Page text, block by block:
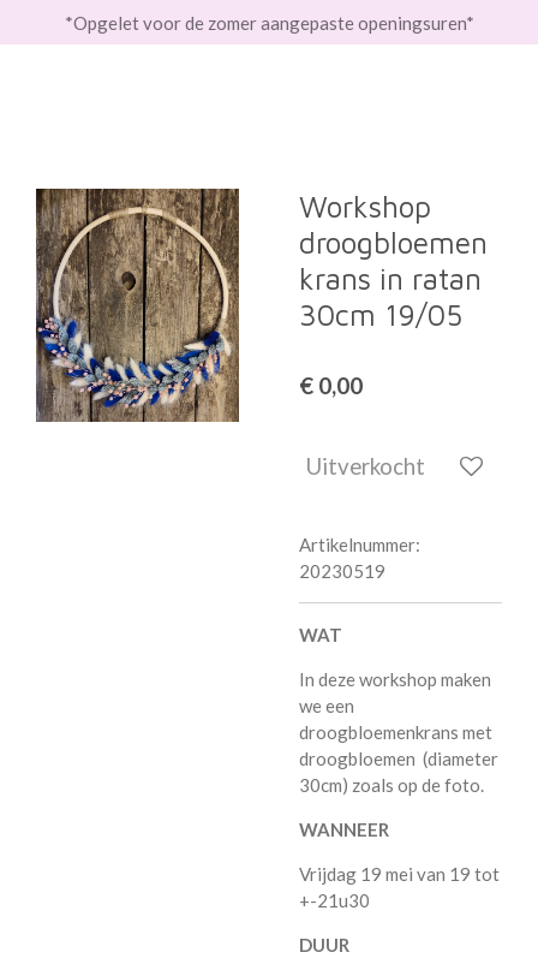
direct
*Opgelet voor de zomer aangepaste openingsuren*
Workshop
droogbloemen
krans in ratan
30cm 19/05
€ 0,00
Uitverkocht
Artikelnummer:
20230519
WAT
In deze workshop maken
we een
droogbloemenkrans met
droogbloemen (diameter
30cm) zoals op de foto.
WANNEER
Vrijdag 19 mei van 19 tot
+-21u30
DUUR